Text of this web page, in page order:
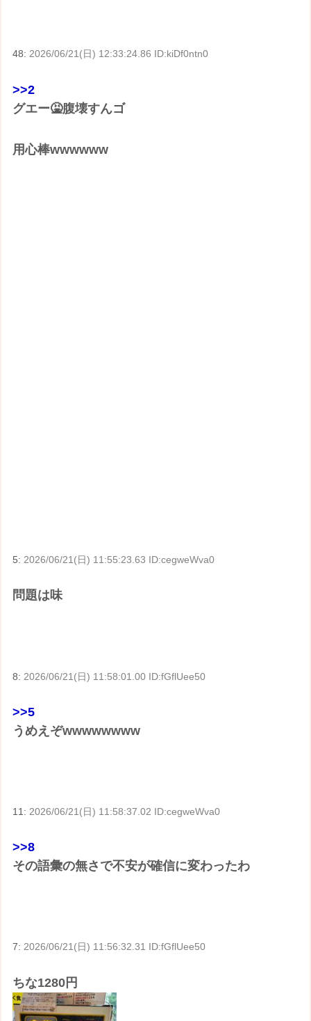
48:2026/06/21(日) 12:33:24.86 ID:kiDf0ntn0
>>2
グエー🤮腹壊すんゴ
用心棒wwwwww
5:2026/06/21(日) 11:55:23.63 ID:cegweWva0
問題は味
8: 2026/06/21(日) 11:58:01.00 ID:fGflUee50
>>5
うめえぞwwwwwwww
11: 2026/06/21(日) 11:58:37.02 ID:cegweWva0
>>8
その語彙の無さで不安が確信に変わったわ
7:2026/06/21(日) 11:56:32.31 ID:fGflUee50
ちな1280円